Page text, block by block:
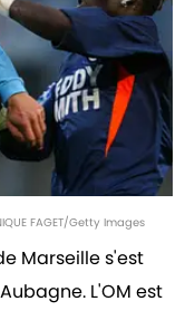
FAGET/Getty Images
Marseille s'est
L'OM est